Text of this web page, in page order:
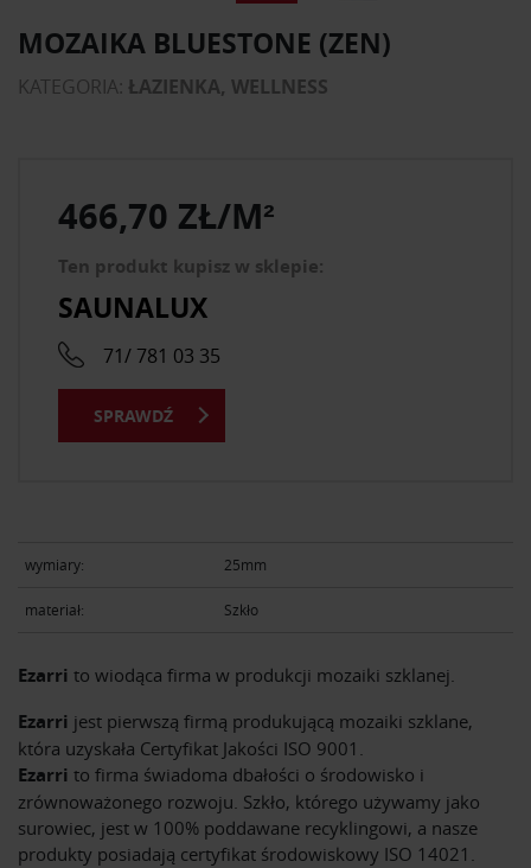
MOZAIKA BLUESTONE (ZEN)
KATEGORIA: ŁAZIENKA, WELLNESS
wymiary: 25mm
materiał: Szkło
Ezarri to wiodąca firma w produkcji mozaiki szklanej.
Ezarri jest pierwszą firmą produkującą mozaiki szklane,
która uzyskała Certyfikat Jakości ISO 9001.
Ezarri to firma świadoma dbałości o środowisko i
zrównoważonego rozwoju. Szkło, którego używamy jako
surowiec, jest w 100% poddawane recyklingowi, a nasze
produkty posiadają certyfikat środowiskowy ISO 14021.
466,70 ZŁ/M²
Ten produkt kupisz w sklepie:
SAUNALUX
71/ 781 03 35
SPRAWDŹ